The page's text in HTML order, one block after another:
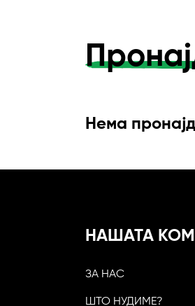
Нема
НАШАТА
ЗА НАС
ШТО НУДИМЕ?